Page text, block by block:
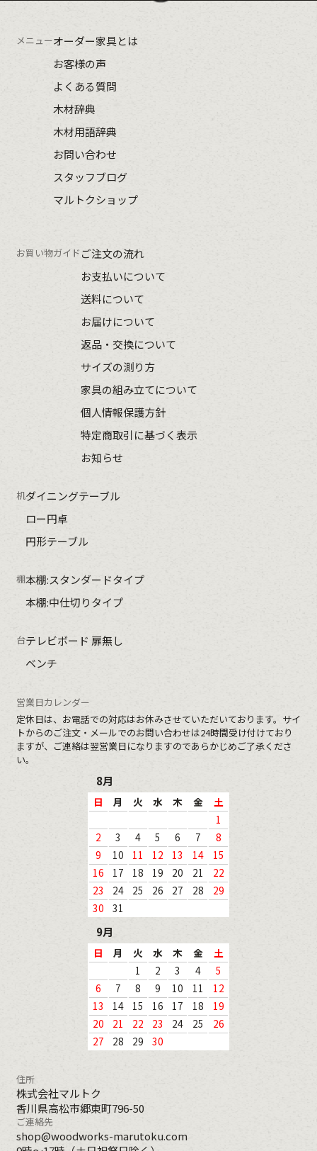
住所
株式会社マルトク
香川県高松市郷東町796-50
ご連絡先
shop@woodworks-marutoku.com
営業日カレンダー
定休日は、お電話での対応はお休みさせていただいております。サイ
トからのご注文・メールでのお問い合わせは24時間受け付けており
ますが、ご連絡は翌営業日になりますのであらかじめご了承くださ
い。
8月
日 月 火 水 木 金
土
1
2
3 4 5 6 7
8
9
10 11 12 13 14
15
16
17 18 19 20 21
22
23
24 25 26 27 28
29
30
31
9月
日 月 火 水 木 金
土
1
2 3 4
5
6
7 8 9 10 11
12
13
14 15 16 17 18
19
20
21 22 23 24 25
26
27
28 29 30
メニューオーダー家具とは
お客様の声
よくある質問
木材辞典
木材用語辞典
お問い合わせ
スタッフブログ
マルトクショップ
お買い物ガイド ご注文の流れ
お支払いについて
送料について
お届けについて
返品・交換について
サイズの測り方
家具の組み立てについて
個人情報保護方針
特定商取引に基づく表示
お知らせ
机ダイニングテーブル
ロー円卓
円形テーブル
棚本棚:スタンダードタイプ
本棚:中仕切りタイプ
台テレビボード 扉無し
ベンチ